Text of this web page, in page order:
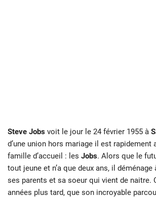
Steve Jobs voit le jour le 24 février 1955 à
d’une union hors mariage il est rapidement
famille d’accueil : les Jobs. Alors que le
tout jeune et n’a que deux ans, il déménage
ses parents et sa soeur qui vient de naitre.
années plus tard, que son incroyable